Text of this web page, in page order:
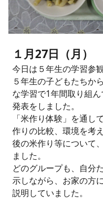
１月27日（月）
今日は５年生の学習参
５年生の子どもたちか
な学習で1年間取り組
発表をしました。
「米作り体験」を通し
作りの比較、環境を考
後の米作り等について
ました。
どのグループも、自分
示しながら、お家の方
説明していました。